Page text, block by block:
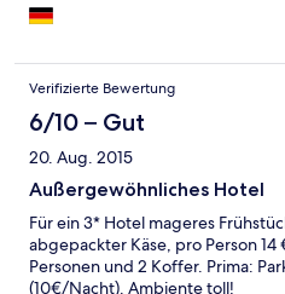
Verifizierte Bewertung
6/10 – Gut
20. Aug. 2015
Außergewöhnliches Hotel
Für ein 3* Hotel mageres
abgepackter Käse, pro Person
Personen und 2 Koffer. Prima:
(10€/Nacht). Ambiente toll!